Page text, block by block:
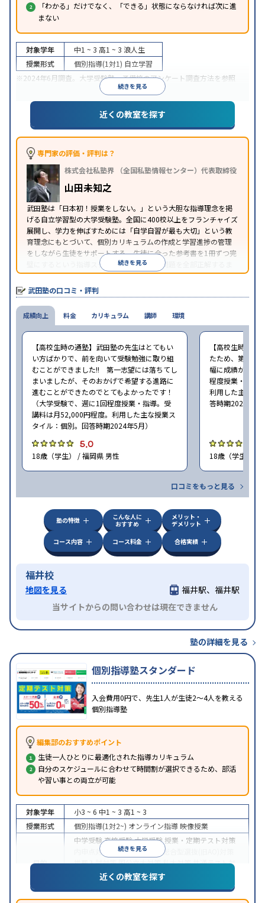
「わかる」だけでなく、「できる」状態にならなければ次に進
まない
続きを見る
対象学年 中1 ~ 3 高1 ~ 3 浪人生
授業形式
個別指導(1対1) 自立学習
※2024年6月調査。 大学受験塾・予備校のアンケート調査方法を参照
近くの教室を探す
専門家の評価・評判は？
株式会社私塾界 （全国私塾情報センター）代表取締役
山田未知之
武田塾は「日本初！授業をしない。」という大胆な指導理念を掲
げる自立学習型の大学受験塾。全国に400校以上をフランチャイズ
展開し、学力を伸ばすためには「自学自習が最も大切」という教
育理念にもとづいて、個別カリキュラムの作成と学習進捗の管理
をしながら生徒をサポートする。生徒に合った参考書を1冊ずつ完
璧にするという指導スタイルで、参考書の問題を全部正解するま
で繰り返し問題を解くことで偏差値をあげるという手法を取って
いる。
続きを見る
武田塾の口コミ・評判
成績向上
【高校生時の通塾】武田塾の先生はとてもい
い方ばかりで、前を向いて受験勉強に取り組
むことができました!! 第一志望には落ちてし
まいましたが、そのおかげで希望する進路に
進むことができたのでとてもよかったです！
（大学受験で、週に1回程度授業・指導。受
講料は月52,000円程度。利用した主な授業ス
タイル：個別。回答時期2024年5月）
5.0
18歳（学生） / 福岡県 男性
【高校生時の通
たため、第一志
幅に成績が向上
程度授業・指導
利用した主な授
答時期2024年5
18歳（学生） /
口コミをもっと見る
料金 カリキュラム 講師 環境
塾の特徴
こんな人に
おすすめ
メリット・
デメリット
コース内容
コース料金 合格実績
福井校
地図を見る
福井駅、福井駅
当サイトからの問い合わせは現在できません
塾の詳細を見る
個別指導塾スタンダード
入会費用0円で、先生1人が生徒2〜4人を教える
個別指導塾
編集部のおすすめポイント
生徒一人ひとりに最適化された指導カリキュラム
自分のスケジュールに合わせて時間割が選択できるため、部活
や習い事との両立が可能
続きを見る
対象学年 小3 ~ 6 中1 ~ 3 高1 ~ 3
授業形式
個別指導(1対2~) オンライン指導映像授業
目的
中学受験高校受験大学受験 授業・定期テスト対策
内申点対策
学習習慣の定着
総合型選抜(旧AO)対策
推薦入試対策国公立大対策私大対策共通テスト対
英検(英語検定)対策漢検(漢字検定)対策
中高一貫校生に対応授業の振替可能不登校生に対
近くの教室を探す